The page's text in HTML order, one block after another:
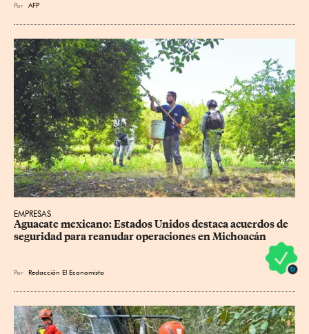
Por AFP
EMPRESAS
Aguacate mexicano: Estados Unidos destaca acuerdos de
seguridad para reanudar operaciones en Michoacán
Por Redacción El Economista